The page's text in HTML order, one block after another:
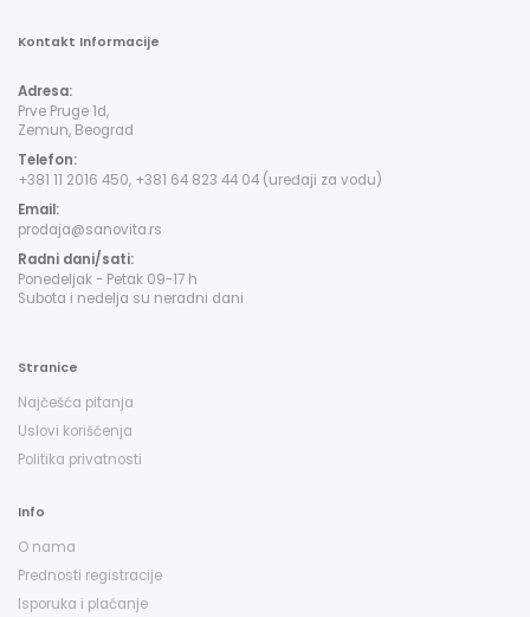
Kontakt Informacije
Adresa:
Prve Pruge 1d,
Zemun, Beograd
Telefon:
+381 11 2016 450, +381 64 823 44 04 (uređaji za vodu)
Email:
prodaja@sanovita.rs
Radni dani/sati:
Ponedeljak - Petak 09-17 h
Subota i nedelja su neradni dani
Stranice
Najčešća pitanja
Uslovi korišćenja
Politika privatnosti
Info
O nama
Prednosti registracije
Isporuka i plaćanje